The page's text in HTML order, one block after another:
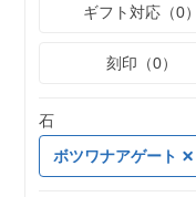
ギフト対応（0）
刻印（0）
石
ボツワナアゲート